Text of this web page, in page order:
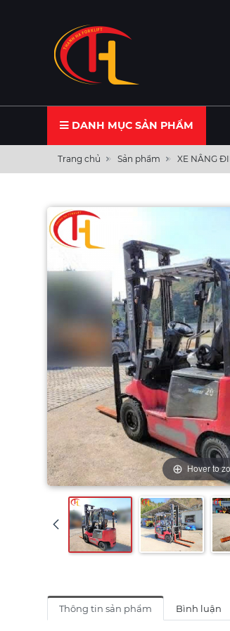
DANH MỤC SẢN PHẨM
Trang chủ Sản phẩm XE NÂNG
Hover to
Thông tin sản phẩm Bình luận